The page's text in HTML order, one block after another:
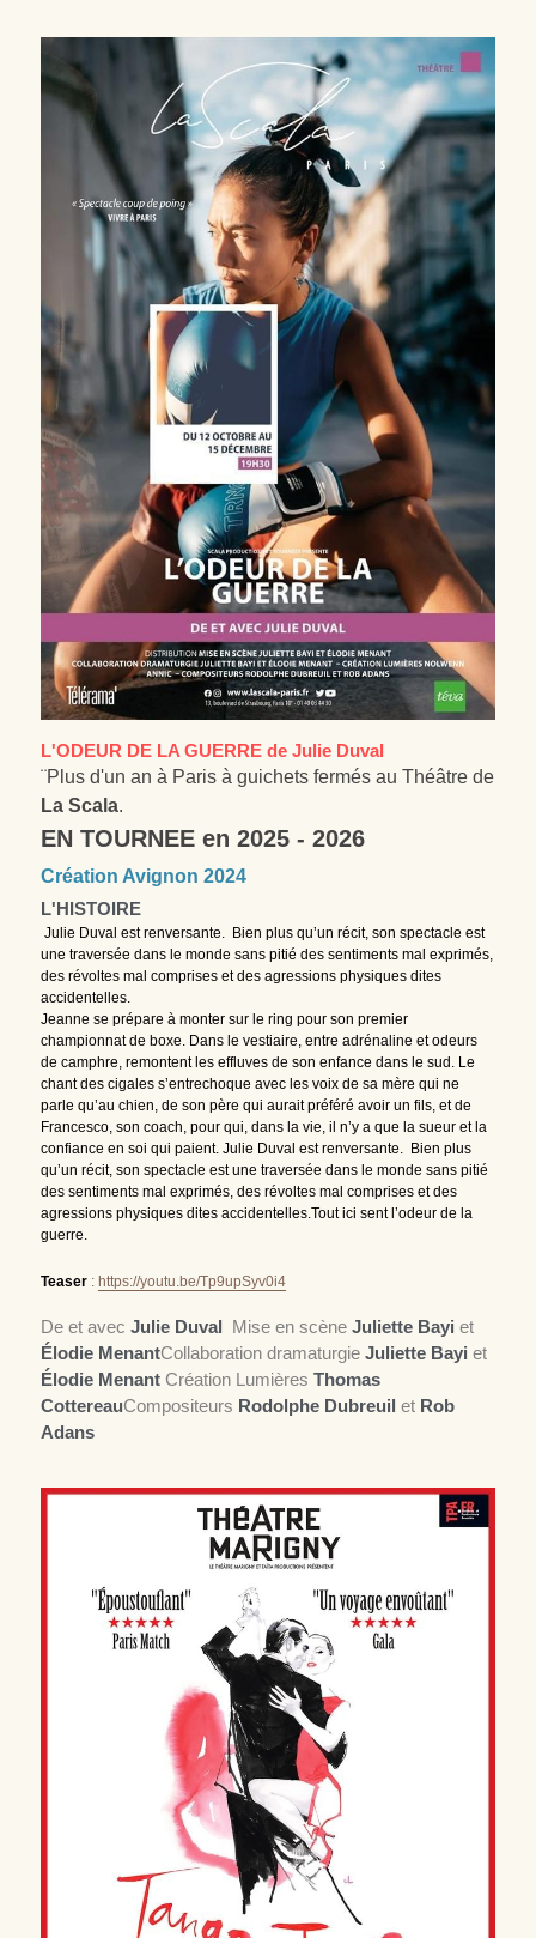
L'ODEUR DE LA GUERRE de Julie Duval
¨Plus d'un an à Paris à guichets fermés au Théâtre de
La Scala.
EN TOURNEE en 2025 - 2026
Création Avignon 2024
L'HISTOIRE
Julie Duval est renversante.  Bien plus qu’un récit, son spectacle est
une traversée dans le monde sans pitié des sentiments mal exprimés,
des révoltes mal comprises et des agressions physiques dites
accidentelles.
Jeanne se prépare à monter sur le ring pour son premier
championnat de boxe. Dans le vestiaire, entre adrénaline et odeurs
de camphre, remontent les effluves de son enfance dans le sud. Le
chant des cigales s’entrechoque avec les voix de sa mère qui ne
parle qu’au chien, de son père qui aurait préféré avoir un fils, et de
Francesco, son coach, pour qui, dans la vie, il n’y a que la sueur et la
confiance en soi qui paient. Julie Duval est renversante.  Bien plus
qu’un récit, son spectacle est une traversée dans le monde sans pitié
des sentiments mal exprimés, des révoltes mal comprises et des
agressions physiques dites accidentelles.Tout ici sent l’odeur de la
guerre.
Teaser : https://youtu.be/Tp9upSyv0i4
De et avec Julie Duval Mise en scène Juliette Bayi
Élodie MenantCollaboration dramaturgie Juliette Bayi
Élodie Menant Création Lumières Thomas
CottereauCompositeurs Rodolphe Dubreuil et Rob
Adans